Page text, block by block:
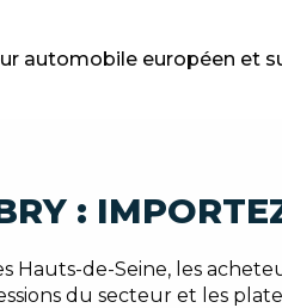
automobile européen et
:
Hauts-de-Seine, les
du secteur et les